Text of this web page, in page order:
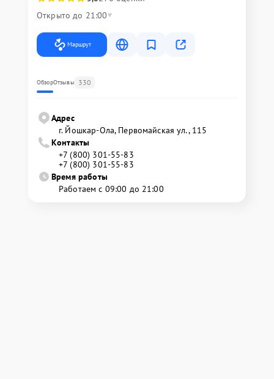
Открыто до 21:00
Маршрут
ОбзорОтзывы 330
Адрес
г. Йошкар-Ола, Первомайская ул., 115
Контакты
+7 (800) 301-55-83
+7 (800) 301-55-83
Время работы
Работаем с 09:00 до 21:00